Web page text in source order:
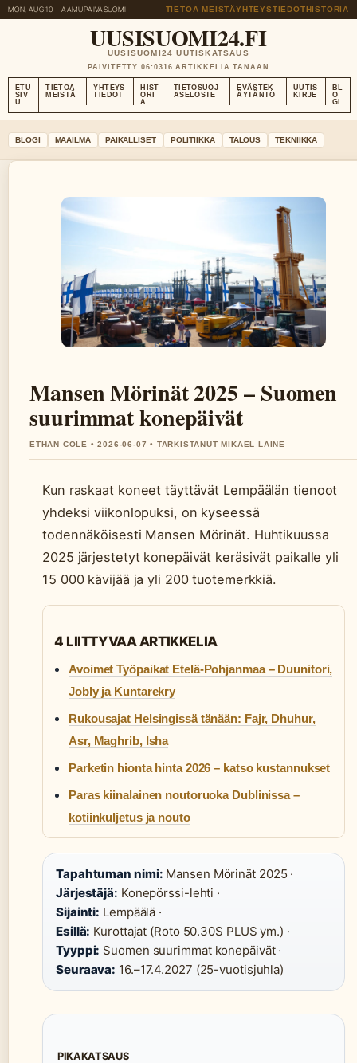
MON, AUG 10 AAMUPAIVASUOMI TIETOA MEISTÄYHTEYSTIEDOTHISTORIA
UUSISUOMI24.FI
UUSISUOMI24 UUTISKATSAUS
PAIVITETTY 06:0316 ARTIKKELIA TANAAN
ETU
SIV
U
TIETOA
MEISTÄ
YHTEYS
TIEDOT
HIST
ORI
A
TIETOSUOJ
ASELOSTE
EVÄSTEK
ÄYTÄNTÖ
UUTIS
KIRJE
BL
O
GI
BLOGI MAAILMA PAIKALLISET POLITIIKKA TALOUS TEKNIIKKA
Mansen Mörinät 2025 – Suomen
suurimmat konepäivät
ETHAN COLE • 2026-06-07 • TARKISTANUT MIKAEL LAINE
Kun raskaat koneet täyttävät Lempäälän tienoot
yhdeksi viikonlopuksi, on kyseessä
todennäköisesti Mansen Mörinät. Huhtikuussa
2025 järjestetyt konepäivät keräsivät paikalle yli
15 000 kävijää ja yli 200 tuotemerkkiä.
4 LIITTYVAA ARTIKKELIA
Avoimet Työpaikat Etelä-Pohjanmaa – Duunitori,
Jobly ja Kuntarekry
Rukousajat Helsingissä tänään: Fajr, Dhuhur,
Asr, Maghrib, Isha
Parketin hionta hinta 2026 – katso kustannukset
Paras kiinalainen noutoruoka Dublinissa –
kotiinkuljetus ja nouto
Tapahtuman nimi: Mansen Mörinät 2025 ·
Järjestäjä: Konepörssi-lehti ·
Sijainti: Lempäälä ·
Esillä: Kurottajat (Roto 50.30S PLUS ym.) ·
Tyyppi: Suomen suurimmat konepäivät ·
Seuraava: 16.–17.4.2027 (25-vuotisjuhla)
PIKAKATSAUS